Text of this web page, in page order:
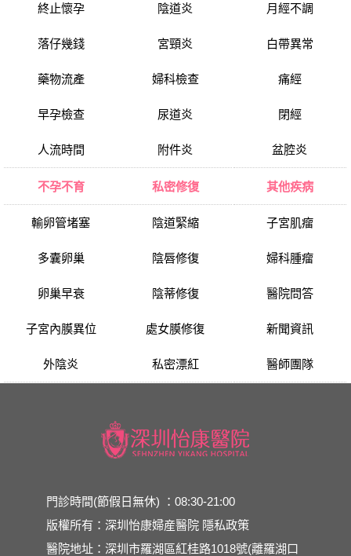
終止懷孕
落仔幾錢
藥物流產
早孕檢查
人流時間
陰道炎
宮頸炎
婦科檢查
尿道炎
附件炎
月經不調
白帶異常
痛經
閉經
盆腔炎
不孕不育
輸卵管堵塞
多囊卵巢
卵巢早衰
子宮內膜異位
外陰炎
私密修復
陰道緊縮
陰唇修復
陰蒂修復
處女膜修復
私密漂紅
其他疾病
子宮肌瘤
婦科腫瘤
醫院問答
新聞資訊
醫師團隊
門診時間(節假日無休) ：08:30-21:00
版權所有：深圳怡康婦産醫院 隱私政策
醫院地址：深圳市羅湖區紅桂路1018號(離羅湖口